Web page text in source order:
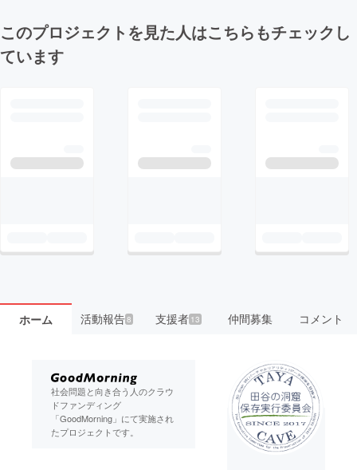
このプロジェクトを見た人はこちらもチェックし
ています
ホーム 活動報告8 支援者 13 仲間募集 コメント
社会問題と向き合う人のクラウ
ドファンディング
「GoodMorning」にて実施され
たプロジェクトです。